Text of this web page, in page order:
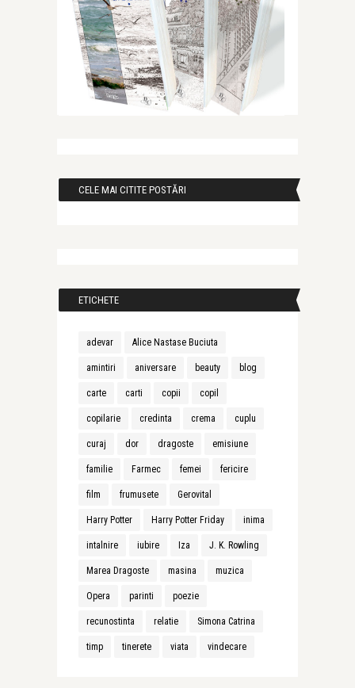
CELE MAI CITITE POSTĂRI
ETICHETE
adevar Alice Nastase Buciuta
amintiri aniversare beauty blog
carte carti copii copil
copilarie credinta crema cuplu
curaj dor dragoste emisiune
familie Farmec femei fericire
film frumusete Gerovital
Harry Potter Harry Potter Friday inima
intalnire iubire Iza J. K. Rowling
Marea Dragoste masina muzica
Opera parinti poezie
recunostinta relatie Simona Catrina
timp tinerete viata vindecare